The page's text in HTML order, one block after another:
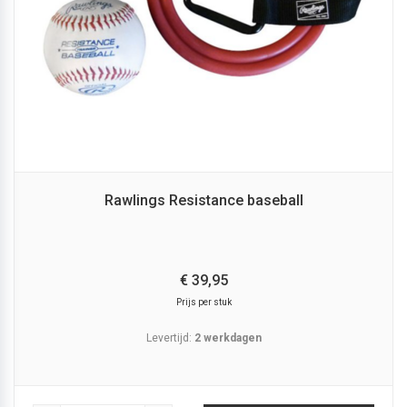
Rawlings Resistance baseball
€ 39,95
Prijs per stuk
Levertijd: 2 werkdagen